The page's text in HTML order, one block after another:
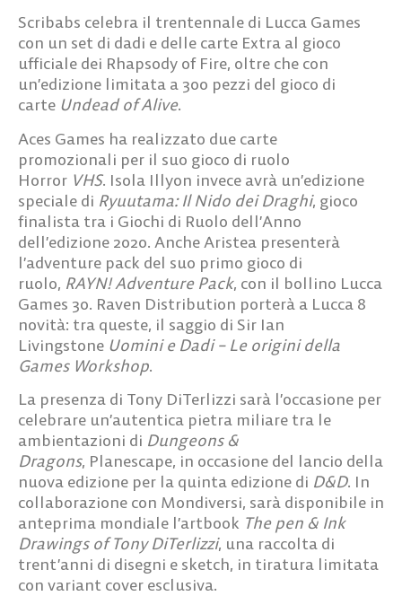
Scribabs celebra il trentennale di Lucca Games
con un set di dadi e delle carte Extra al gioco
ufficiale dei Rhapsody of Fire, oltre che con
un’edizione limitata a 300 pezzi del gioco di
carte Undead of Alive.
Aces Games ha realizzato due carte
promozionali per il suo gioco di ruolo
Horror VHS. Isola Illyon invece avrà un’edizione
speciale di Ryuutama: Il Nido dei Draghi, gioco
finalista tra i Giochi di Ruolo dell’Anno
dell’edizione 2020. Anche Aristea presenterà
l’adventure pack del suo primo gioco di
ruolo, RAYN! Adventure Pack, con il bollino Lucca
Games 30. Raven Distribution porterà a Lucca 8
novità: tra queste, il saggio di Sir Ian
Livingstone Uomini e Dadi – Le origini della
Games Workshop.
La presenza di Tony DiTerlizzi sarà l’occasione per
celebrare un’autentica pietra miliare tra le
ambientazioni di Dungeons &
Dragons, Planescape, in occasione del lancio della
nuova edizione per la quinta edizione di D&D. In
collaborazione con Mondiversi, sarà disponibile in
anteprima mondiale l’artbook The pen & Ink
Drawings of Tony DiTerlizzi, una raccolta di
trent’anni di disegni e sketch, in tiratura limitata
con variant cover esclusiva.